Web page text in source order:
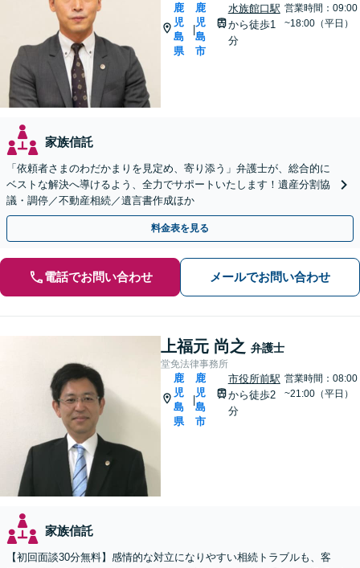
鹿
児
島
県
|
鹿
児
島
市
水族館口駅
から徒歩1
分
営業時間：09:00
~18:00（平日）
家族信託
「依頼者さまのわだかまりを見定め、寄り添う」弁護士が、総合的に
ベストな解決へ導けるよう、全力でサポートいたします！遺産分割協
議・調停／不動産相続／遺言書作成ほか
料金表を見る
電話でお問い合わせ メールでお問い合わせ
上福元 尚之 弁護士
堂免法律事務所
鹿
児
島
県
|
鹿
児
島
市
市役所前駅
から徒歩2
分
営業時間：08:00
~21:00（平日）
家族信託
【初回面談30分無料】感情的な対立になりやすい相続トラブルも、客